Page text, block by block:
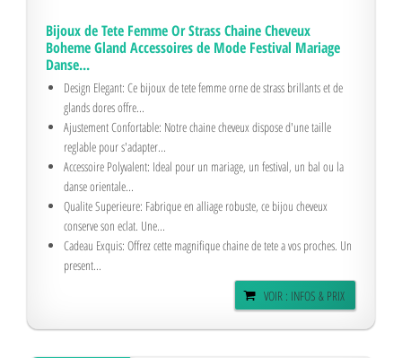
Bijoux de Tete Femme Or Strass Chaine Cheveux
Boheme Gland Accessoires de Mode Festival Mariage
Danse...
Design Elegant: Ce bijoux de tete femme orne de strass brillants et de
glands dores offre...
Ajustement Confortable: Notre chaine cheveux dispose d'une taille
reglable pour s'adapter...
Accessoire Polyvalent: Ideal pour un mariage, un festival, un bal ou la
danse orientale...
Qualite Superieure: Fabrique en alliage robuste, ce bijou cheveux
conserve son eclat. Une...
Cadeau Exquis: Offrez cette magnifique chaine de tete a vos proches. Un
present...
VOIR : INFOS & PRIX